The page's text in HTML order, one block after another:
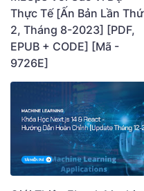
Thực Tế [Ấn Bản Lần Thứ
2, Tháng 8-2023] [PDF,
EPUB + CODE] [Mã -
9726E]